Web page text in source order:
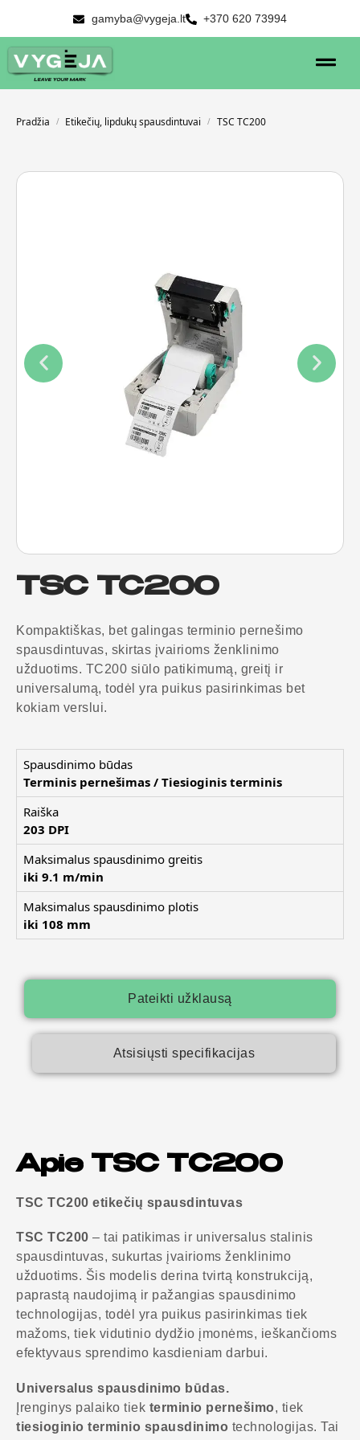
gamyba@vygeja.lt +370 620 73994
Pradžia / Etikečių, lipdukų spausdintuvai / TSC TC200
TSC TC200
Kompaktiškas, bet galingas terminio pernešimo
spausdintuvas, skirtas įvairioms ženklinimo
užduotims. TC200 siūlo patikimumą, greitį ir
universalumą, todėl yra puikus pasirinkimas bet
kokiam verslui.
Spausdinimo būdas
Terminis pernešimas / Tiesioginis terminis
Raiška
203 DPI
Maksimalus spausdinimo greitis
iki 9.1 m/min
Maksimalus spausdinimo plotis
iki 108 mm
Pateikti užklausą
Atsisiųsti specifikacijas
Apie TSC TC200
TSC TC200 etikečių spausdintuvas
TSC TC200 – tai patikimas ir universalus stalinis
spausdintuvas, sukurtas įvairioms ženklinimo
užduotims. Šis modelis derina tvirtą konstrukciją,
paprastą naudojimą ir pažangias spausdinimo
technologijas, todėl yra puikus pasirinkimas tiek
mažoms, tiek vidutinio dydžio įmonėms, ieškančioms
efektyvaus sprendimo kasdieniam darbui.
Universalus spausdinimo būdas.
Įrenginys palaiko tiek terminio pernešimo, tiek
tiesioginio terminio spausdinimo technologijas. Tai